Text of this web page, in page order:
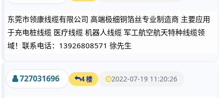
东莞市领康线缆有限公司 高端极细铜箔丝专业制造商 主要应用
于充电桩线缆 医疗线缆 机器人线缆 军工航空航天特种线缆领
域！联系电话：13926808571 徐先生
727031696 4 楼 2022-07-19 11:20:26